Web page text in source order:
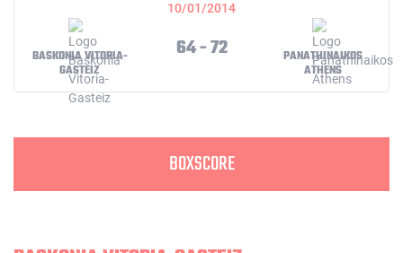
10/01/2014
BASKONIA VITORIA-
GASTEIZ
64 - 72
PANATHINAIKOS
ATHENS
BOXSCORE